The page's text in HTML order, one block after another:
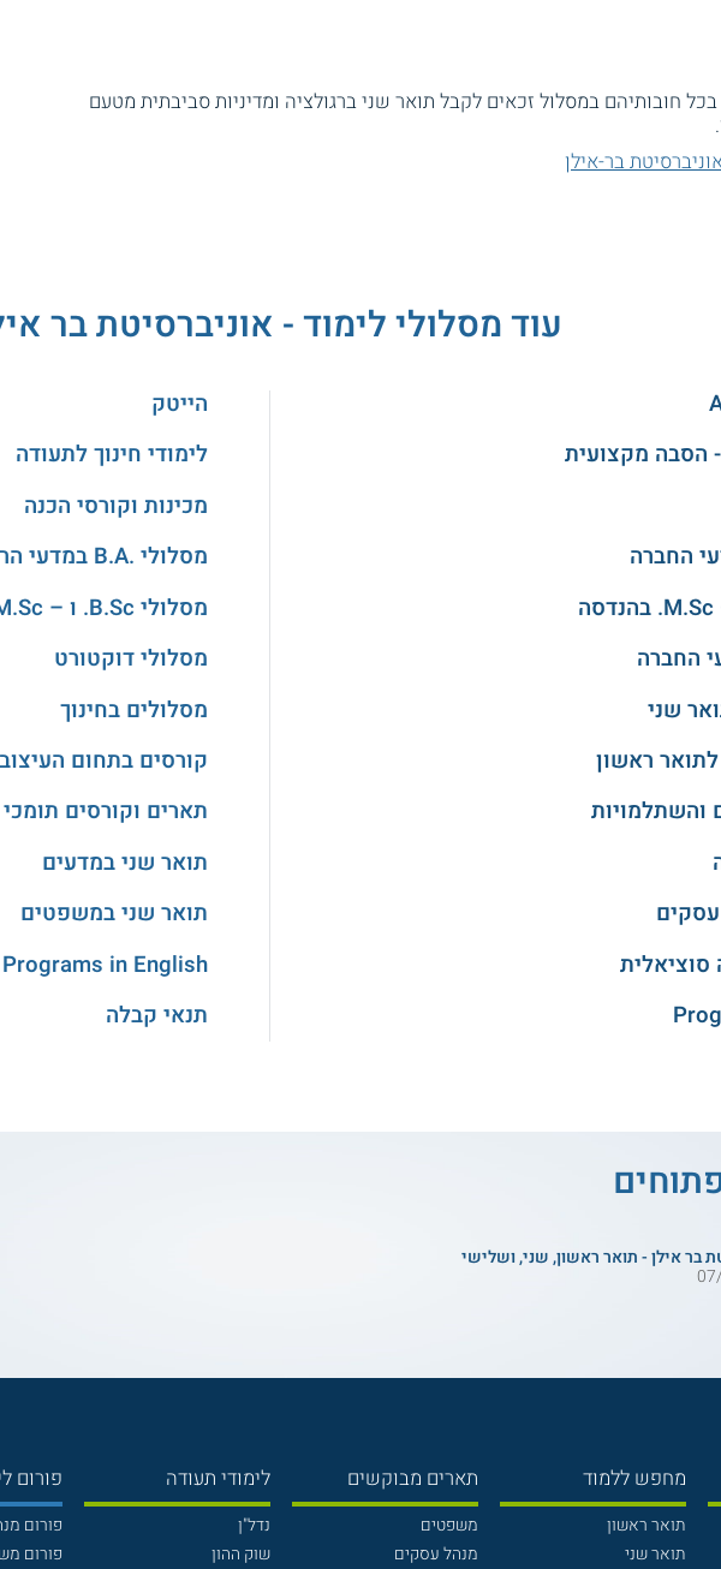
חובותיהם במסלול זכאים לקבל תואר שני ברגולציה ומדיניות סביבתית מטעם
בר-אילן
עוד מסלולי לימוד - אוניברסיטת בר
הסבה מקצועית
שני
ראשון
והשתלמויות
סוציאלית
הייטק
לימודי חינוך לתעודה
מכינות וקורסי הכנה
מסלולי .B.A במדעי הרוח והאמנויות
מסלולי B.Sc. ו – M.Sc. במדעים
מסלולי דוקטורט
מסלולים בחינוך
קורסים בתחום
תארים וקורסים
תואר שני במדעים
תואר שני במשפטים
in English
תנאי קבלה
בר אילן - תואר ראשון, שני, ושלישי
מחפש ללמוד
תואר ראשון
תואר שני
תארים מבוקשים
משפטים
מנהל עסקים
לימודי תעודה
נדל"ן
שוק ההון
פורום
פורום
פורום